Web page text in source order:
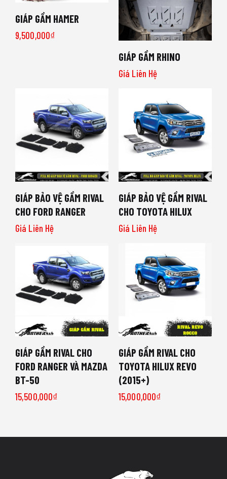
GIÁP GẦM HAMER
9,500,000₫
GIÁP GẦM RHINO
Giá Liên Hệ
GIÁP BẢO VỆ GẦM RIVAL
CHO FORD RANGER
Giá Liên Hệ
GIÁP BẢO VỆ GẦM RIVAL
CHO TOYOTA HILUX
Giá Liên Hệ
GIÁP GẦM RIVAL CHO
FORD RANGER VÀ MAZDA
BT-50
15,500,000₫
GIÁP GẦM RIVAL CHO
TOYOTA HILUX REVO
(2015+)
15,000,000₫